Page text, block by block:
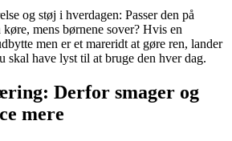
og støj i hverdagen: Passer den på
mens børnene sover? Hvis en
men er et mareridt at gøre ren, lander
have lyst til at bruge den hver dag.
Derfor smager og
mere